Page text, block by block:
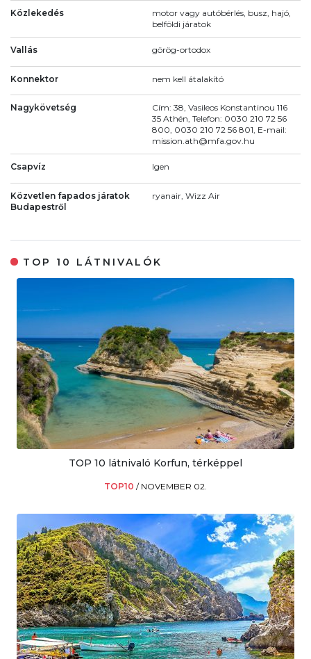
Közlekedés
motor vagy autóbérlés, busz, hajó,
belföldi járatok
Vallás görög-ortodox
Konnektor nem kell átalakító
Nagykövetség
Cím: 38, Vasileos Konstantinou 116
35 Athén, Telefon: 0030 210 72 56
800, 0030 210 72 56 801, E-mail:
mission.ath@mfa.gov.hu
Csapvíz Igen
Közvetlen fapados járatok
Budapestről
ryanair, Wizz Air
TOP 10 LÁTNIVALÓK
TOP 10 látnivaló Korfun, térképpel
TOP10 / NOVEMBER 02.